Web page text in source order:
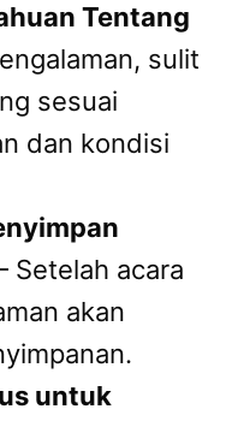
Tentang
sulit
sesuai
dan kondisi
Setelah acara
akan
untuk